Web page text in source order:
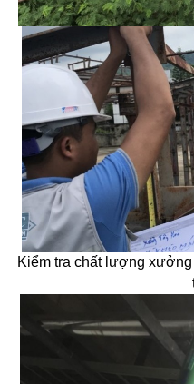
Kiểm tra chất lượng